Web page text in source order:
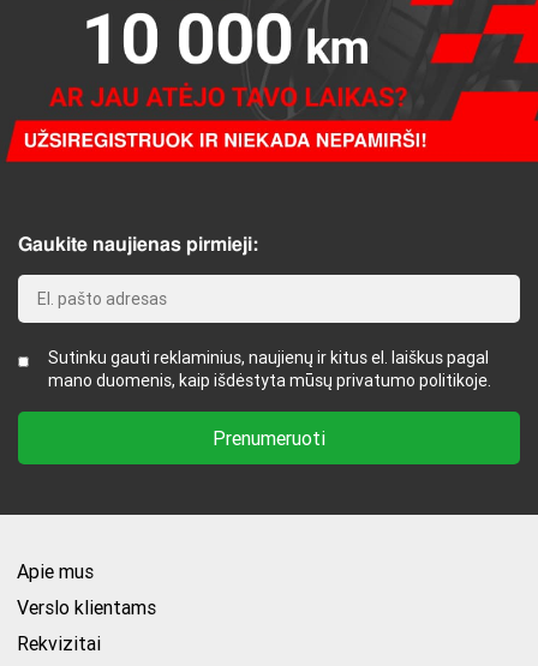
Gaukite naujienas pirmieji:
Sutinku gauti reklaminius, naujienų ir kitus el. laiškus pagal
mano duomenis, kaip išdėstyta mūsų privatumo politikoje.
Apie mus
Verslo klientams
Rekvizitai